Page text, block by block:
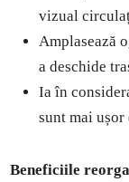
vizual
Amplasează
a deschide
Ia în
sunt mai ușor
Beneficiile